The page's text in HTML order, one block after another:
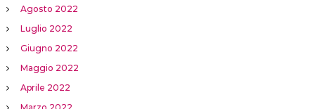
Agosto 2022
Luglio 2022
Giugno 2022
Maggio 2022
Aprile 2022